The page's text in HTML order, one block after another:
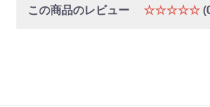
この商品のレビュー ☆☆☆☆☆